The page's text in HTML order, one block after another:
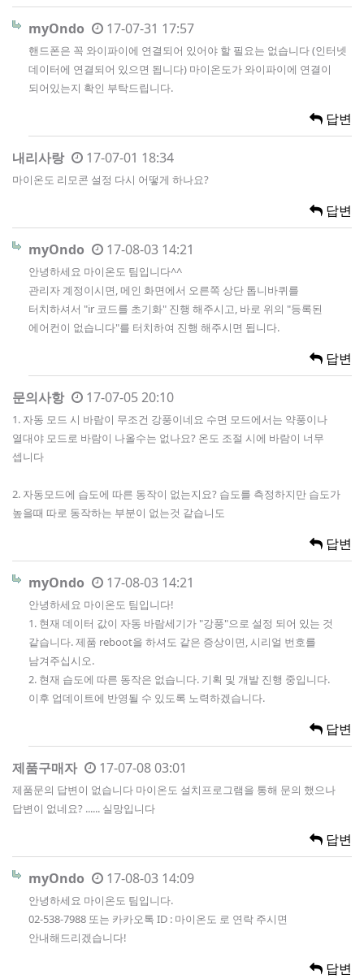
myOndo 17-07-31 17:57
핸드폰은 꼭 와이파이에 연결되어 있어야 할 필요는 없습니다 (인터넷
데이터에 연결되어 있으면 됩니다) 마이온도가 와이파이에 연결이
되어있는지 확인 부탁드립니다.
답변
내리사랑 17-07-01 18:34
마이온도 리모콘 설정 다시 어떻게 하나요?
답변
myOndo 17-08-03 14:21
안녕하세요 마이온도 팀입니다^^
관리자 계정이시면, 메인 화면에서 오른쪽 상단 톱니바퀴를
터치하셔서 "ir 코드를 초기화" 진행 해주시고, 바로 위의 "등록된
에어컨이 없습니다"를 터치하여 진행 해주시면 됩니다.
답변
문의사항 17-07-05 20:10
1. 자동 모드 시 바람이 무조건 강풍이네요 수면 모드에서는 약풍이나
열대야 모드로 바람이 나올수는 없나요? 온도 조절 시에 바람이 너무
셉니다
2. 자동모드에 습도에 따른 동작이 없는지요? 습도를 측정하지만 습도가
높을때 따로 동작하는 부분이 없는것 같습니도
답변
myOndo 17-08-03 14:21
안녕하세요 마이온도 팀입니다!
1. 현재 데이터 값이 자동 바람세기가 "강풍"으로 설정 되어 있는 것
같습니다. 제품 reboot을 하셔도 같은 증상이면, 시리얼 번호를
남겨주십시오.
2. 현재 습도에 따른 동작은 없습니다. 기획 및 개발 진행 중입니다.
이후 업데이트에 반영될 수 있도록 노력하겠습니다.
답변
제품구매자 17-07-08 03:01
제품문의 답변이 없습니다 마이온도 설치프로그램을 통해 문의 했으나
답변이 없네요? ...... 실망입니다
답변
myOndo 17-08-03 14:09
안녕하세요 마이온도 팀입니다.
02-538-7988 또는 카카오톡 ID : 마이온도 로 연락 주시면
안내해드리겠습니다!
답변